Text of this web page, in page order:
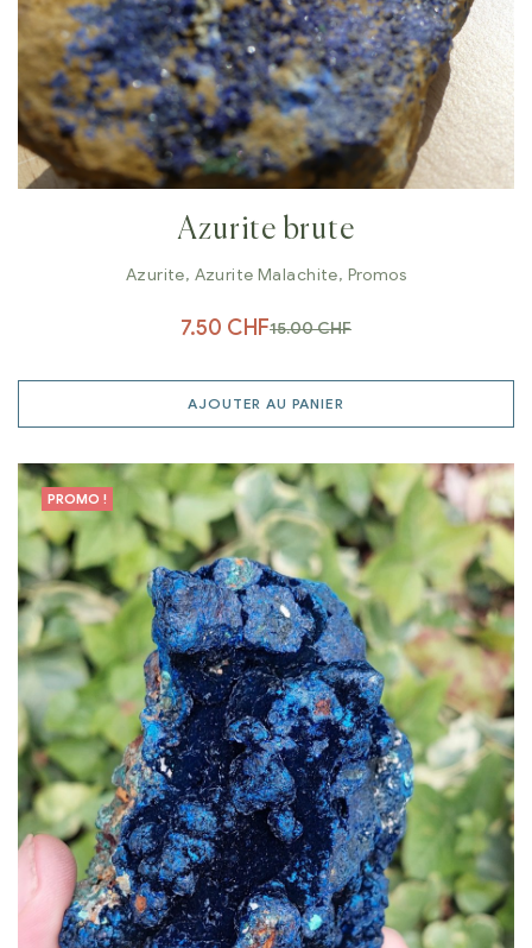
Azurite brute
Azurite, Azurite Malachite, Promos
15.00CHF
7.50 CHF
AJOUTER AU PANIER
PROMO !